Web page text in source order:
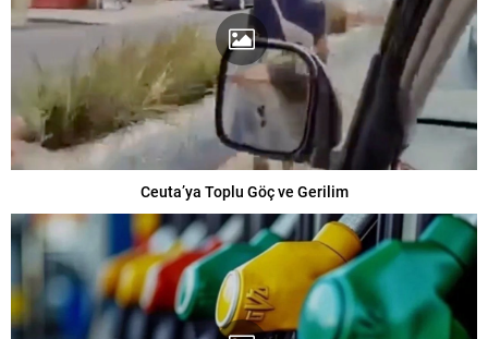
Ceuta’ya Toplu Göç ve Gerilim